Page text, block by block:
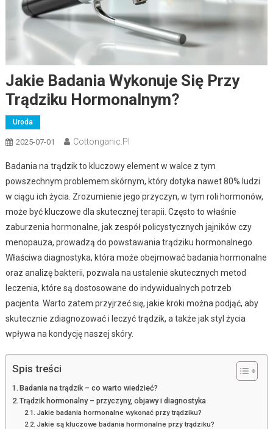
Jakie Badania Wykonuje Się Przy
Trądziku Hormonalnym?
Uroda
2025-07-01 Cottonganic.pl
Badania na trądzik to kluczowy element w walce z tym
powszechnym problemem skórnym, który dotyka nawet 80% ludzi
w ciągu ich życia. Zrozumienie jego przyczyn, w tym roli hormonów,
może być kluczowe dla skutecznej terapii. Często to właśnie
zaburzenia hormonalne, jak zespół policystycznych jajników czy
menopauza, prowadzą do powstawania trądziku hormonalnego.
Właściwa diagnostyka, która może obejmować badania hormonalne
oraz analizę bakterii, pozwala na ustalenie skutecznych metod
leczenia, które są dostosowane do indywidualnych potrzeb
pacjenta. Warto zatem przyjrzeć się, jakie kroki można podjąć, aby
skutecznie zdiagnozować i leczyć trądzik, a także jak styl życia
wpływa na kondycję naszej skóry.
Spis treści
Badania na trądzik – co warto wiedzieć?
Trądzik hormonalny – przyczyny, objawy i diagnostyka
Jakie badania hormonalne wykonać przy trądziku?
Jakie są kluczowe badania hormonalne przy trądziku?